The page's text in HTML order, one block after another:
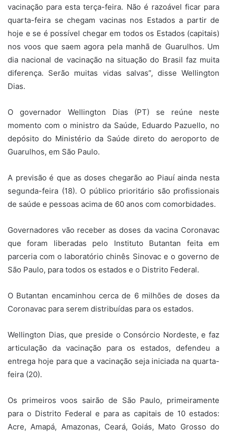
vacinação para esta terça-feira. Não é razoável ficar para
quarta-feira se chegam vacinas nos Estados a partir de
hoje e se é possível chegar em todos os Estados (capitais)
nos voos que saem agora pela manhã de Guarulhos. Um
dia nacional de vacinação na situação do Brasil faz muita
diferença. Serão muitas vidas salvas”, disse Wellington
Dias.
O governador Wellington Dias (PT) se reúne neste
momento com o ministro da Saúde, Eduardo Pazuello, no
depósito do Ministério da Saúde direto do aeroporto de
Guarulhos, em São Paulo.
A previsão é que as doses chegarão ao Piauí ainda nesta
segunda-feira (18). O público prioritário são profissionais
de saúde e pessoas acima de 60 anos com comorbidades.
Governadores vão receber as doses da vacina Coronavac
que foram liberadas pelo Instituto Butantan feita em
parceria com o laboratório chinês Sinovac e o governo de
São Paulo, para todos os estados e o Distrito Federal.
O Butantan encaminhou cerca de 6 milhões de doses da
Coronavac para serem distribuídas para os estados.
Wellington Dias, que preside o Consórcio Nordeste, e faz
articulação da vacinação para os estados, defendeu a
entrega hoje para que a vacinação seja iniciada na quarta-
feira (20).
Os primeiros voos sairão de São Paulo, primeiramente
para o Distrito Federal e para as capitais de 10 estados:
Acre, Amapá, Amazonas, Ceará, Goiás, Mato Grosso do